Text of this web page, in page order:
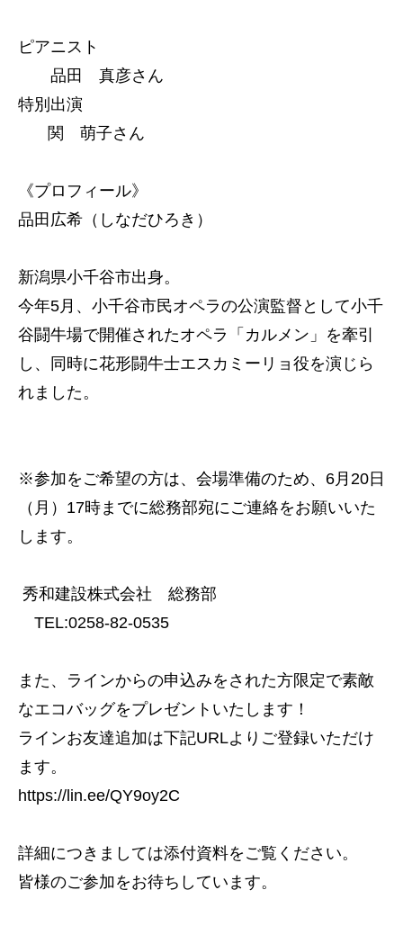
建設
住宅
リフォーム
環境事業
コワーキングスペース
施工事例
住宅施工事例
環境事業施工事例
ピアニスト
品田 真彦さん
特別出演
関 萌子さん
《プロフィール》
品田広希（しなだひろき）
新潟県小千谷市出身。
今年5月、小千谷市民オペラの公演監督として小千
谷闘牛場で開催されたオペラ「カルメン」を牽引
し、同時に花形闘牛士エスカミーリョ役を演じら
れました。
※参加をご希望の方は、会場準備のため、6月20日
（月）17時までに総務部宛にご連絡をお願いいた
します。
秀和建設株式会社 総務部
TEL:0258-82-0535
また、ラインからの申込みをされた方限定で素敵
なエコバッグをプレゼントいたします！
ラインお友達追加は下記URLよりご登録いただけ
ます。
https://lin.ee/QY9oy2C
詳細につきましては添付資料をご覧ください。
皆様のご参加をお待ちしています。